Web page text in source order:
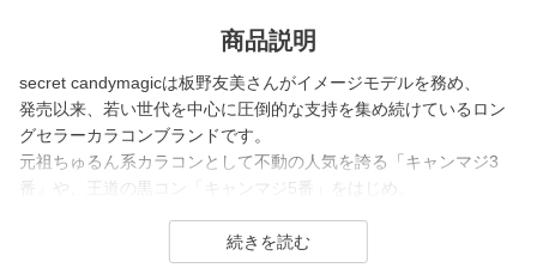
商品説明
secret candymagicは板野友美さんがイメージモデルを務め、
発売以来、若い世代を中心に圧倒的な支持を集め続けているロン
グセラーカラコンブランドです。
元祖ちゅるん系カラコンとして不動の人気を誇る「キャンマジ3
番」や、王道の黒コン「キャンマジ5番」をはじめ、
ラコンなど、常に時代のトレンドを捉えたラインナップを展開し